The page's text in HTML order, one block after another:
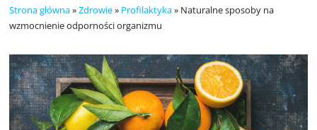
Strona główna»Zdrowie» Profilaktyka» Naturalne sposoby na
wzmocnienie odporności organizmu